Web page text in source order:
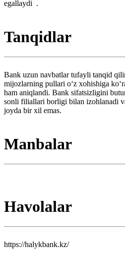
egallaydi .
Tanqidlar
Bank uzun navbatlar tufayli tanqid
mijozlarning pullari oʻz xohishiga
ham aniqlandi. Bank sifatsizligini
sonli filiallari borligi bilan izohlanadi
joyda bir xil emas.
Manbalar
Havolalar
https://halykbank.kz/